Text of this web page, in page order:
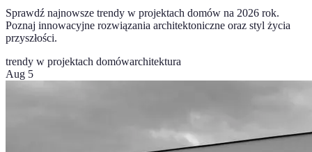
Sprawdź najnowsze trendy w projektach domów na 2026 rok.
Poznaj innowacyjne rozwiązania architektoniczne oraz styl życia
przyszłości.
trendy w projektach domówarchitektura
Aug 5